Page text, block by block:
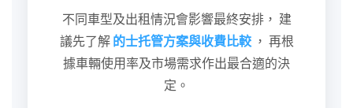
不同車型及出租情況會影響最終安排， 建
議先了解 的士托管方案與收費比較 ， 再根
據車輛使用率及市場需求作出最合適的決
定。